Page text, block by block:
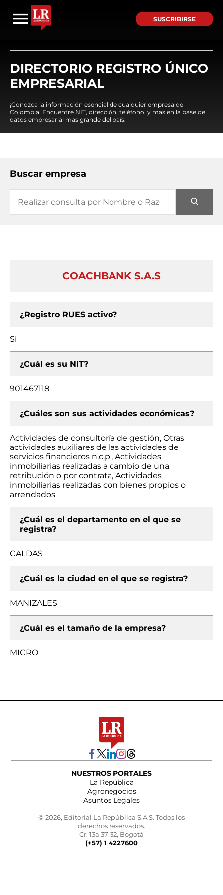
SUSCRIBIRSE
DIRECTORIO REGISTRO ÚNICO
EMPRESARIAL
¡Conozca la información esencial de cualquier empresa de
Colombia! Encuentre NIT, dirección, teléfono, y mas en la base de
datos empresarial mas grande del país.
Buscar empresa
COACHBANK S.A.S
¿Registro RUES activo?
Si
¿Cuál es su NIT?
901467118
¿Cuáles son sus actividades económicas?
Actividades de consultoría de gestión, Otras
actividades auxiliares de las actividades de
servicios financieros n.c.p., Actividades
inmobiliarias realizadas a cambio de una
retribución o por contrata, Actividades
inmobiliarias realizadas con bienes propios o
arrendados
¿Cuál es el departamento en el que se
registra?
CALDAS
¿Cuál es la ciudad en el que se registra?
MANIZALES
¿Cuál es el tamaño de la empresa?
MICRO
NUESTROS PORTALES
La República
Agronegocios
Asuntos Legales
© 2026, Editorial La República S.A.S. Todos los
derechos reservados.
Cr. 13a 37-32, Bogotá
(+57) 1 4227600